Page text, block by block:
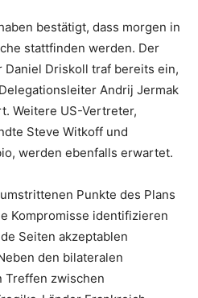
bestätigt, dass morgen in
stattfinden werden. Der
Driskoll traf bereits ein,
Andrij Jermak
Weitere US-Vertreter,
Steve Witkoff und
werden ebenfalls erwartet.
Punkte des Plans
Kompromisse identifizieren
Seiten akzeptablen
den bilateralen
Treffen zwischen